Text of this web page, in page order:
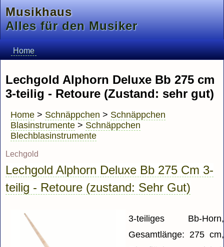
Musikhaus
Alles für den Musiker
Home
Lechgold Alphorn Deluxe Bb 275 cm
3-teilig - Retoure (Zustand: sehr gut)
Home > Schnäppchen > Schnäppchen
Blasinstrumente > Schnäppchen
Blechblasinstrumente
Lechgold
Lechgold Alphorn Deluxe Bb 275 Cm 3-
teilig - Retoure (zustand: Sehr Gut)
3-teiliges Bb-Horn,
Gesamtlänge: 275 cm,